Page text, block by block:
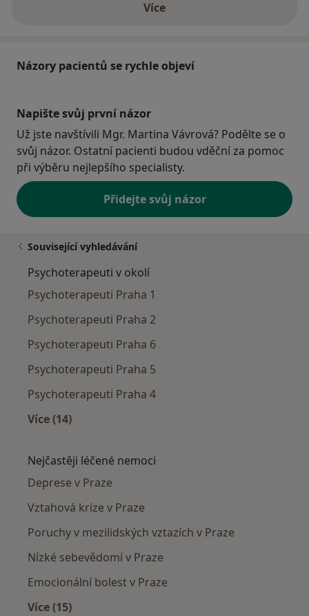
Víceo adrese
Názory pacientů se rychle objeví
Napište svůj první názor
Už jste navštívili Mgr. Martina Vávrová? Podělte se o
svůj názor. Ostatní pacienti budou vděční za pomoc
při výběru nejlepšího specialisty.
Přidejte svůj názor
Související vyhledávání
Psychoterapeuti v okolí
Psychoterapeuti Praha 1
Psychoterapeuti Praha 2
Psychoterapeuti Praha 6
Psychoterapeuti Praha 5
Psychoterapeuti Praha 4
Více (14)
Nejčastěji léčené nemoci
Deprese v Praze
Vztahová krize v Praze
Poruchy v mezilidských vztazích v Praze
Nízké sebevědomí v Praze
Emocionální bolest v Praze
Více (15)